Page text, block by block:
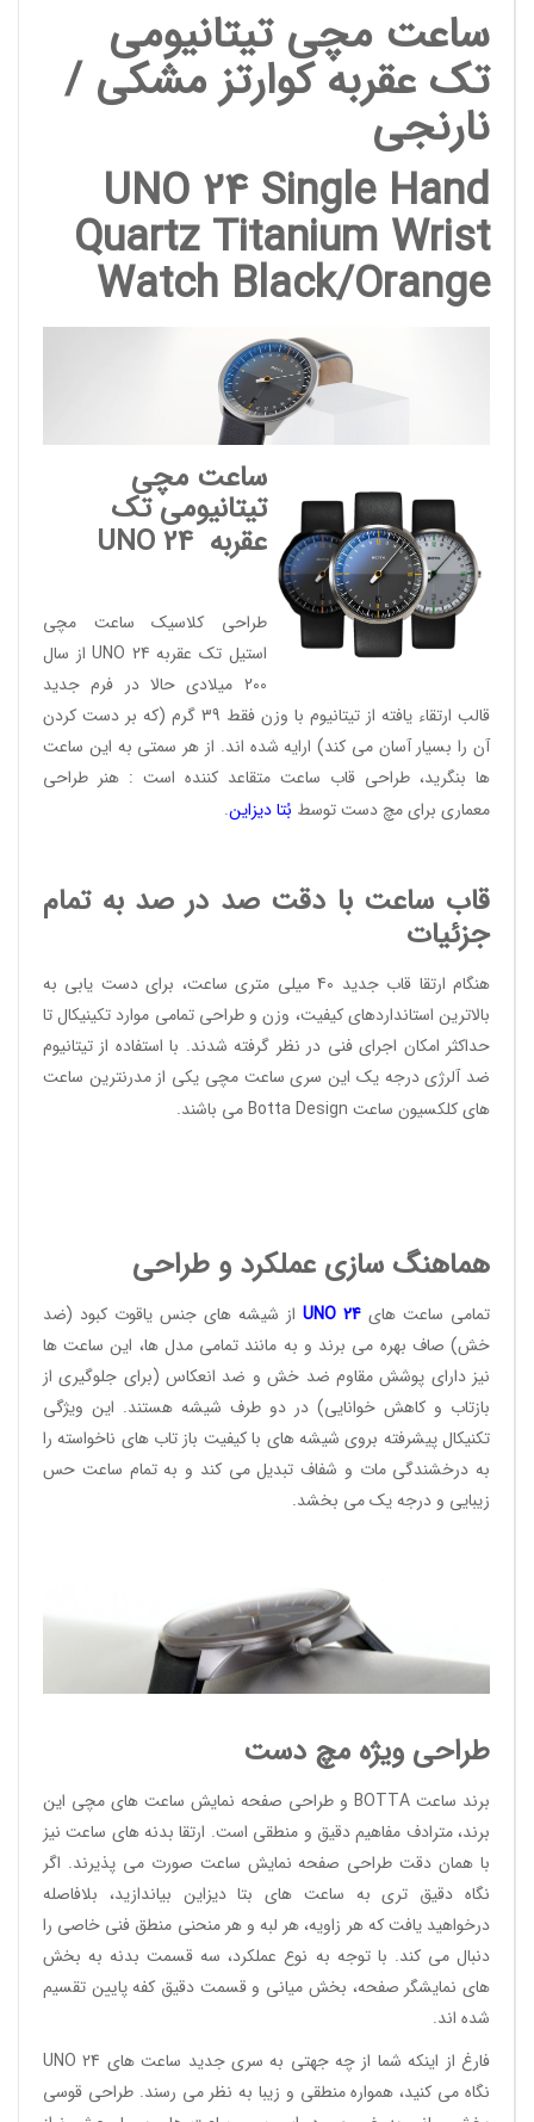
ساعت مچی تیتانیومی
تک عقربه کوارتز مشکی /
نارنجی
UNO 24 Single Hand
Quartz Titanium Wrist
Watch Black/Orange
ساعت مچی
تیتانیومی تک
عقربهUNO 24
طراحی کلاسیک ساعت مچی
استیل تک عقربه UNO 24 از سال
200 میلادی حالا در فرم جدید
قالب ارتقاء یافته از تیتانیوم با وزن فقط 39 گرم (که بر دست کردن
آن را بسیار آسان می کند) ارایه شده اند. از هر سمتی به این ساعت
ها بنگرید، طراحی قاب ساعت متقاعد کننده است : هنر طراحی
معماری برای مچ دست توسط بُتا دیزاین.
قاب ساعت با دقت صد در صد به تمام
جزئیات
هنگام ارتقا قاب جدید 40 میلی متری ساعت، برای دست یابی به
بالاترین استانداردهای کیفیت، وزن و طراحی تمامی موارد تکینیکال تا
حداکثر امکان اجرای فنی در نظر گرفته شدند. با استفاده از تیتانیوم
ضد آلرژی درجه یک این سری ساعت مچی یکی از مدرنترین ساعت
های کلکسیون ساعت Botta Designمی باشند.
هماهنگ سازی عملکرد و طراحی
تمامی ساعت های UNO 24
از شیشه های جنس یاقوت کبود (ضد
خش) صاف بهره می برند و به مانند تمامی مدل ها، این ساعت ها
نیز دارای پوشش مقاوم ضد خش و ضد انعکاس (برای جلوگیری از
بازتاب و کاهش خوانایی) در دو طرف شیشه هستند. این ویژگی
تکنیکال پیشرفته بروی شیشه های با کیفیت باز تاب های ناخواسته را
به درخشندگی مات و شفاف تبدیل می کند و به تمام ساعت حس
زیبایی و درجه یک می بخشد.
طراحی ویژه مچ دست
برند ساعت BOTTA و طراحی صفحه نمایش ساعت های مچی این
برند، مترادف مفاهیم دقیق و منطقی است. ارتقا بدنه های ساعت نیز
با همان دقت طراحی صفحه نمایش ساعت صورت می پذیرند. اگر
نگاه دقیق تری به ساعت های بتا دیزاین بیاندازید، بلافاصله
درخواهید یافت که هر زاویه، هر لبه و هر منحنی منطق فنی خاصی را
دنبال می کند. با توجه به نوع عملکرد، سه قسمت بدنه به بخش
های نمایشگر صفحه، بخش میانی و قسمت دقیق کفه پایین تقسیم
شده اند.
فارغ از اینکه شما از چه جهتی به سری جدید ساعت های UNO 24
نگاه می کنید، همواره منطقی و زیبا به نظر می رسند. طراحی قوسی